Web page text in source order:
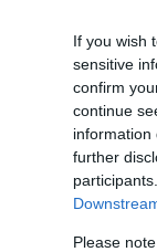
If you wish
sensitive
confirm
continue
information
further
Please